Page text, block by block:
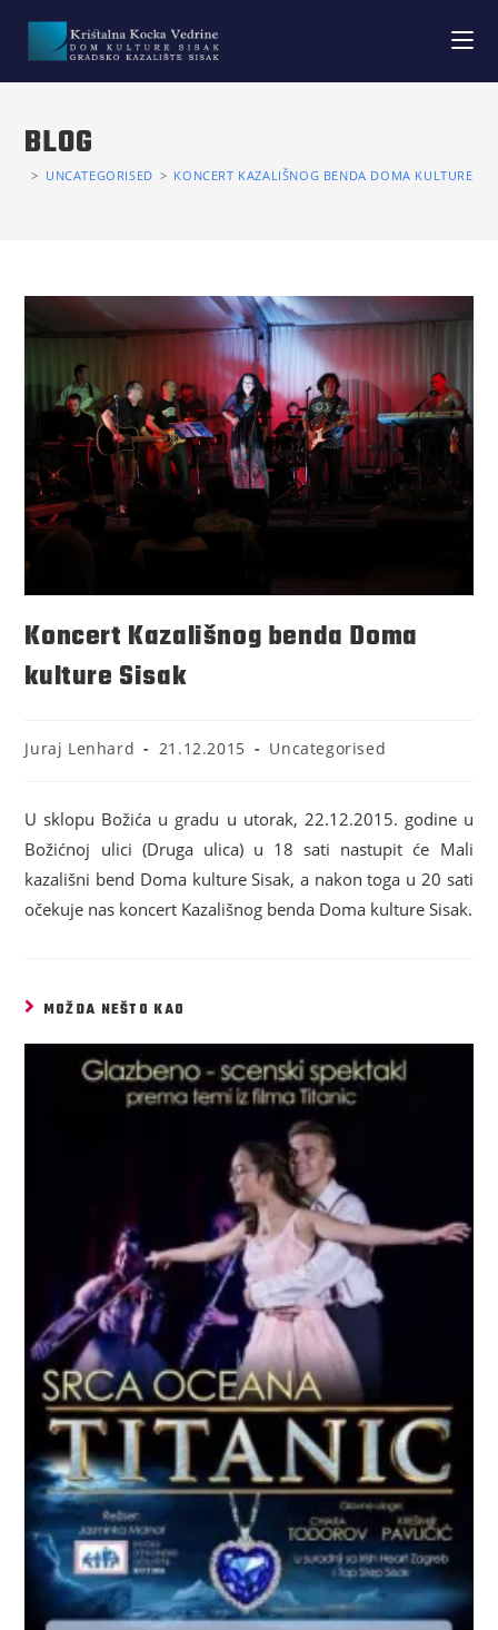
BLOG
> UNCATEGORISED > KONCERT KAZALIŠNOG BENDA DOMA KULTURE
Koncert Kazališnog benda Doma
kulture Sisak
Juraj Lenhard 21.12.2015 Uncategorised
U sklopu Božića u gradu u utorak, 22.12.2015. godine u
Božićnoj ulici (Druga ulica) u 18 sati nastupit će Mali
kazališni bend Doma kulture Sisak, a nakon toga u 20 sati
očekuje nas koncert Kazališnog benda Doma kulture Sisak.
MOŽDA NEŠTO KAO